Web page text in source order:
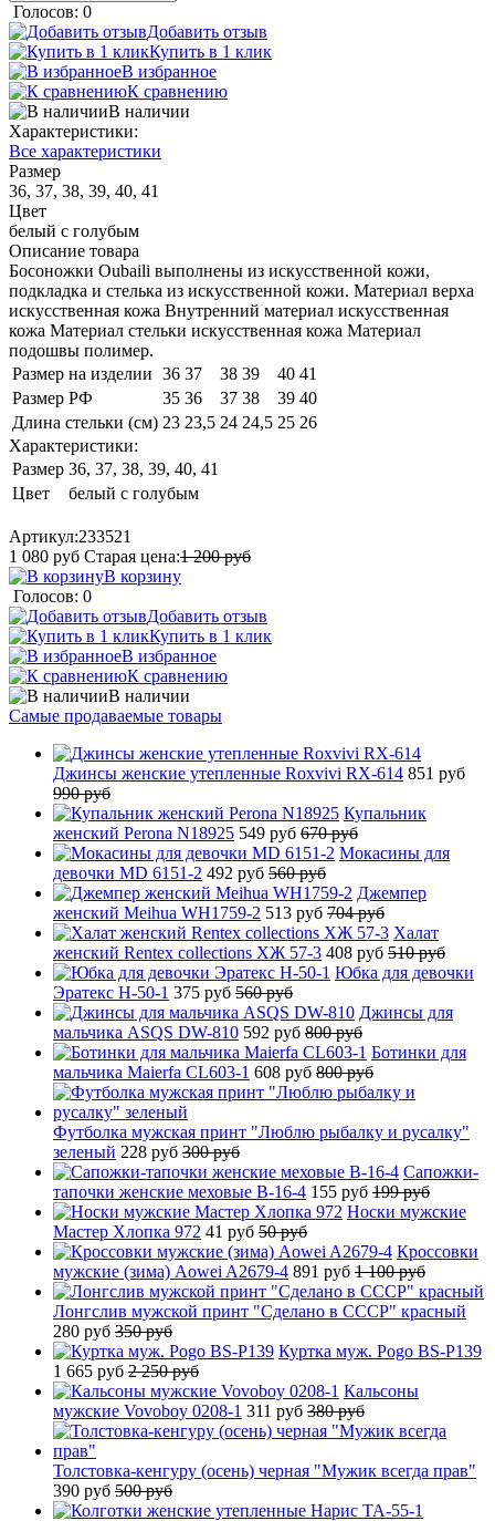
Голосов: 0
Добавить отзыв
Купить в 1 клик
В избранное
К сравнению
В наличии
Характеристики:
Все характеристики
Размер
36, 37, 38, 39, 40, 41
Цвет
белый с голубым
Описание товара
Босоножки Oubaili выполнены из искусственной кожи,
подкладка и стелька из искусственной кожи. Материал верха
искусственная кожа Внутренний материал искусственная
кожа Материал стельки искусственная кожа Материал
подошвы полимер.
Размер на изделии 36 37 38 39 40 41
Размер РФ
35 36 37 38 39 40
Длина стельки (см) 23 23,5 24 24,5 25 26
Характеристики:
Размер 36, 37, 38, 39, 40, 41
Цвет
белый с голубым
Артикул:233521
1 080 руб Старая цена:1 200руб
В корзину
Голосов: 0
Добавить отзыв
Купить в 1 клик
В избранное
К сравнению
В наличии
Самые продаваемые товары
Джинсы женские утепленные Roxvivi RX-614 851 руб
990 руб
Купальник
женский Perona N18925 549 руб 670 руб
Мокасины для
девочки MD 6151-2 492 руб 560 руб
Джемпер
женский Meihua WH1759-2 513 руб 704 руб
Халат
женский Rentex collections ХЖ 57-3 408 руб 510 руб
Юбка для девочки
Эратекс H-50-1 375 руб 560 руб
Джинсы для
мальчика ASQS DW-810 592 руб 800 руб
Ботинки для
мальчика Maierfa CL603-1 608 руб 800 руб
Футболка мужская принт "Люблю рыбалку и русалку"
зеленый 228 руб 300 руб
Сапожки-
тапочки женские меховые B-16-4 155 руб 199 руб
Носки мужские
Мастер Хлопка 972 41 руб 50 руб
Кроссовки
мужские (зима) Aowei A2679-4 891 руб 1 100 руб
Лонгслив мужской принт "Сделано в СССР" красный
280 руб 350 руб
Куртка муж. Pogo BS-P139
1 665 руб 2 250 руб
Кальсоны
мужские Vovoboy 0208-1 311 руб 380 руб
Толстовка-кенгуру (осень) черная "Мужик всегда прав"
390 руб 500 руб